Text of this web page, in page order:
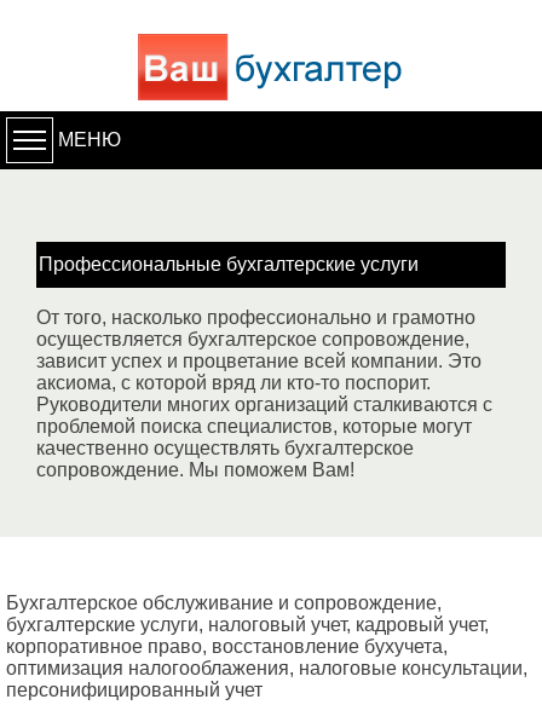
МЕНЮ
Профессиональные бухгалтерские услуги
От того, насколько профессионально и грамотно
осуществляется бухгалтерское сопровождение,
зависит успех и процветание всей компании. Это
аксиома, с которой вряд ли кто-то поспорит.
Руководители многих организаций сталкиваются с
проблемой поиска специалистов, которые могут
качественно осуществлять бухгалтерское
сопровождение. Мы поможем Вам!
Бухгалтерское обслуживание и сопровождение,
бухгалтерские услуги, налоговый учет, кадровый учет,
корпоративное право, восстановление бухучета,
оптимизация налогооблажения, налоговые консультации,
персонифицированный учет